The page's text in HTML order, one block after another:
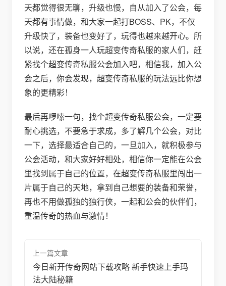
天都觉得很无聊，升级也慢，自从加入了公会，每
天都有事情做，和大家一起打BOSS、PK，不仅
升级快了，装备也变好了，玩得也越来越开心。所
以说，还在孤身一人玩超变传奇私服的家人们，赶
紧找个超变传奇私服公会加入吧，相信我，加入公
会之后，你会发现，超变传奇私服的玩法远比你想
象的更精彩！
最后再啰嗦一句，找个超变传奇私服公会，一定要
耐心挑选，不要急于求成，多了解几个公会，对比
一下，选择最适合自己的，一旦加入，就积极参与
公会活动，和大家好好相处，相信你一定能在公会
里找到属于自己的位置，在超变传奇私服里闯出一
片属于自己的天地，拿到自己想要的装备和荣誉，
再也不用做孤独的独行侠，一起和公会的伙伴们，
重温传奇的热血与激情！
上一篇文章
今日新开传奇网站下载攻略 新手快速上手玛
法大陆秘籍